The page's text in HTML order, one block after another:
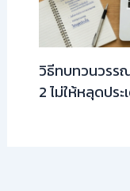
วิธีทบทวนวรร
2 ไม่ให้หลุดประ